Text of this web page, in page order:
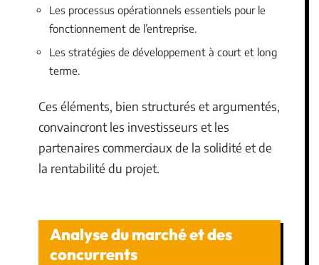
Les processus opérationnels essentiels pour le
fonctionnement de l’entreprise.
Les stratégies de développement à court et long
terme.
Ces éléments, bien structurés et argumentés,
convaincront les investisseurs et les
partenaires commerciaux de la solidité et de
la rentabilité du projet.
Analyse du marché et des
concurrents